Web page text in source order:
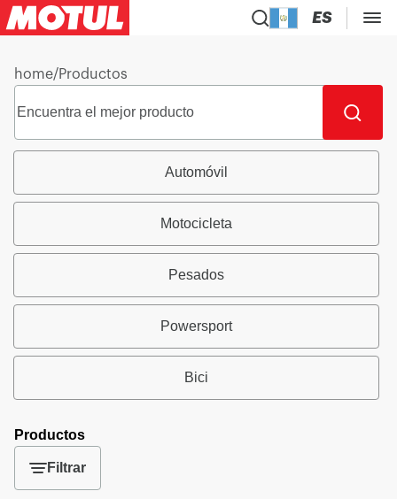
ES
home/Productos
Automóvil
Motocicleta
Pesados
Powersport
Bici
Productos
Filtrar